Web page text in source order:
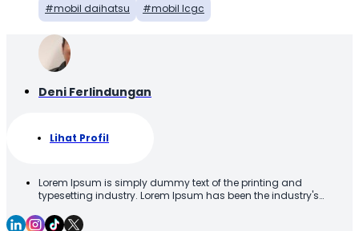
mobil daihatsu
mobil lcgc
Deni Ferlindungan
Lihat Profil
Lorem Ipsum is simply dummy text of the printing and
typesetting industry. Lorem Ipsum has been the industry's
printer took a galley of type and scrambled it to make a type